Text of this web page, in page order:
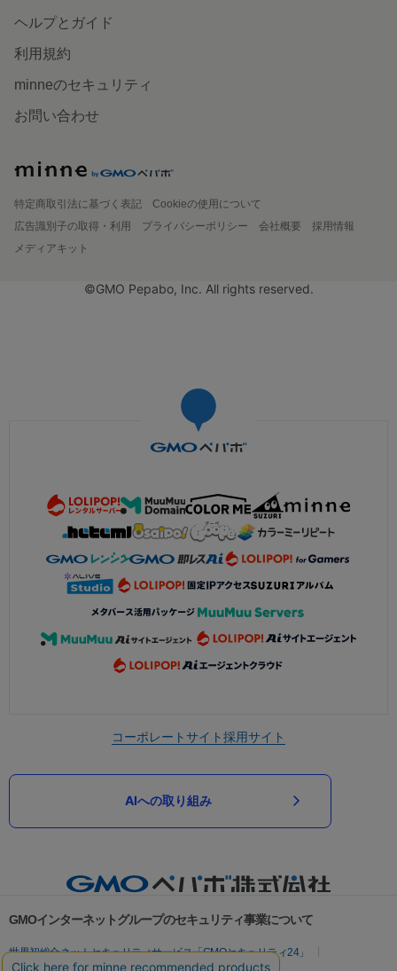
ヘルプとガイド
利用規約
minneのセキュリティ
お問い合わせ
特定商取引法に基づく表記
Cookieの使用について
広告識別子の取得・利用
プライバシーポリシー 会社概要
採用情報
メディアキット
©GMO Pepabo, Inc. All rights reserved.
コーポレートサイト採用サイト
AIへの取り組み
GMOインターネットグループのセキュリティ事業について
世界初総合ネットセキュリティサービス「GMOセキュリティ24」